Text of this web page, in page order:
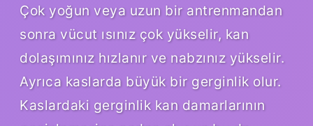
Çok yoğun veya uzun bir antrenmandan
sonra vücut ısınız çok yükselir, kan
dolaşımınız hızlanır ve nabzınız yükselir.
Ayrıca kaslarda büyük bir gerginlik olur.
Kaslardaki gerginlik kan damarlarının